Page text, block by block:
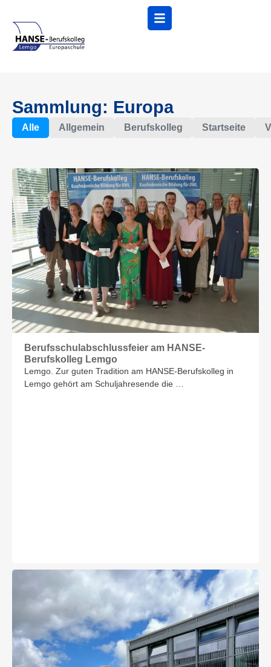
Menü
Sammlung: Europa
Allgemein Berufskolleg Startseite
Alle
Berufsschulabschlussfeier am HANSE-
Berufskolleg Lemgo
Lemgo. Zur guten Tradition am HANSE-Berufskolleg in
Lemgo gehört am Schuljahresende die …